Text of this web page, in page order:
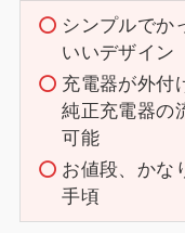
シンプルでか
いいデザイン
充電器が外付
純正充電器の
可能
お値段、かな
手頃